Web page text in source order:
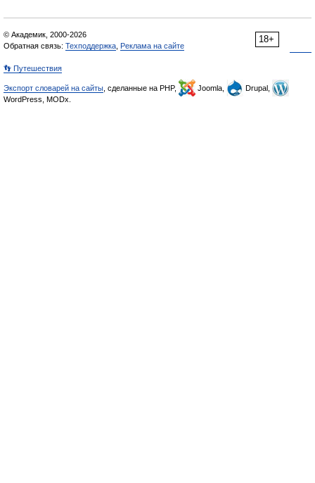
18+
© Академик, 2000-2026
Обратная связь: Техподдержка Реклама на сайте
👣 Путешествия
Экспорт словарей на сайты , сделанные на PHP, Joomla,
Drupal,
WordPress, MODx.